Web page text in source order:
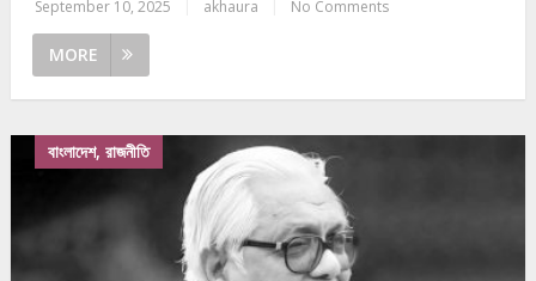
September 10, 2025 akhaura No Comments
MORE
বাংলাদেশ, রাজনীতি